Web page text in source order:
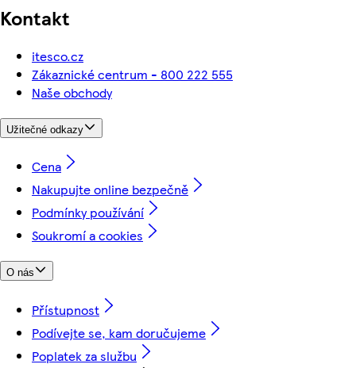
Kontakt
itesco.cz
Zákaznické centrum - 800 222 555
Naše obchody
Užitečné odkazy
Cena
Nakupujte online bezpečně
Podmínky používání
Soukromí a cookies
O nás
Přístupnost
Podívejte se, kam doručujeme
Poplatek za službu